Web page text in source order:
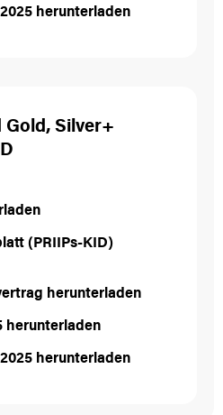
herunterladen
Gold, Silver+
(PRIIPs-KID)
herunterladen
herunterladen
herunterladen